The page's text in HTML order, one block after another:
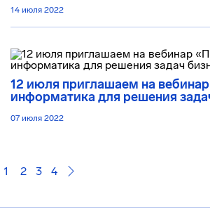
14 июля 2022
12 июля приглашаем на
информатика для решения
07 июля 2022
1 2 3 4